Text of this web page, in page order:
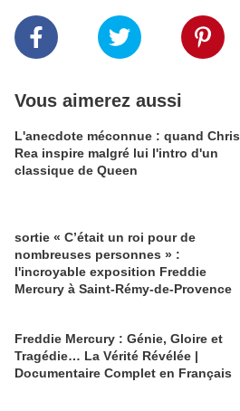
Vous aimerez aussi
L'anecdote méconnue : quand Chris
Rea inspire malgré lui l'intro d'un
classique de Queen
sortie « C’était un roi pour de
nombreuses personnes » :
l'incroyable exposition Freddie
Mercury à Saint-Rémy-de-Provence
Freddie Mercury : Génie, Gloire et
Tragédie… La Vérité Révélée |
Documentaire Complet en Français